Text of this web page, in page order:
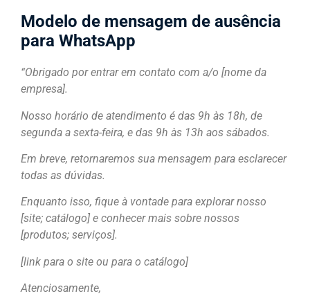
Modelo de mensagem de ausência
para WhatsApp
“Obrigado por entrar em contato com a/o [nome da
empresa].
Nosso horário de atendimento é das 9h às 18h, de
segunda a sexta-feira, e das 9h às 13h aos sábados.
Em breve, retornaremos sua mensagem para esclarecer
todas as dúvidas.
Enquanto isso, fique à vontade para explorar nosso
[site; catálogo] e conhecer mais sobre nossos
[produtos; serviços].
[link para o site ou para o catálogo]
Atenciosamente,